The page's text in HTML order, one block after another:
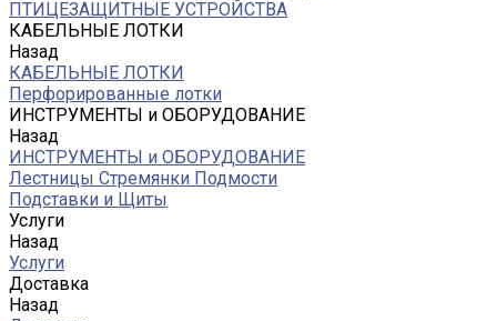
ПТИЦЕЗАЩИТНЫЕ УСТРОЙСТВА
КАБЕЛЬНЫЕ ЛОТКИ
Назад
КАБЕЛЬНЫЕ ЛОТКИ
Перфорированные лотки
ИНСТРУМЕНТЫ и ОБОРУДОВАНИЕ
Назад
ИНСТРУМЕНТЫ и ОБОРУДОВАНИЕ
Лестницы Стремянки Подмости
Подставки и Щиты
Услуги
Назад
Услуги
Доставка
Назад